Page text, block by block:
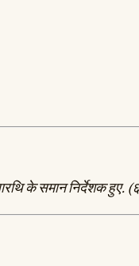
के समान निर्देशक हुए.